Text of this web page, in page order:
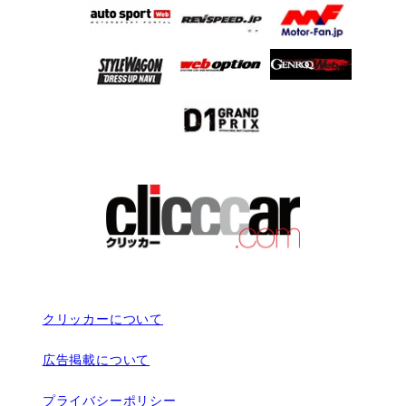
クリッカーについて
広告掲載について
プライバシーポリシー